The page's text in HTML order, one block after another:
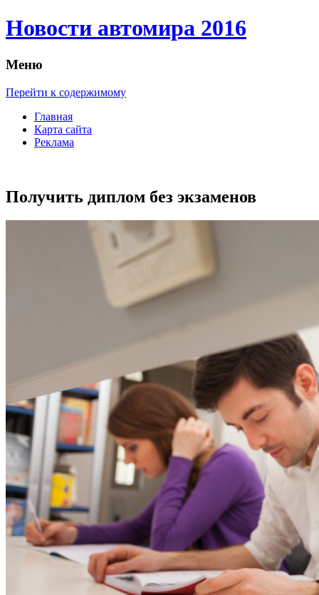
Новости автомира 2016
Меню
Перейти к содержимому
Главная
Карта сайта
Реклама
Получить диплом без экзаменов